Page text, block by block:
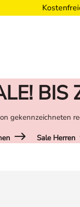
BIS
gekennzeichneten
Sale Herren